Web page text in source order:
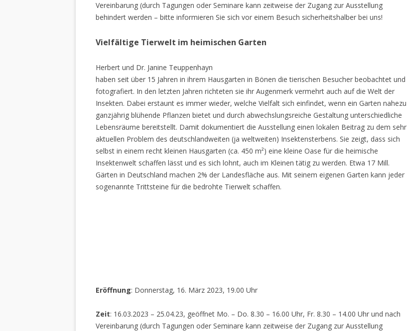
Vereinbarung (durch Tagungen oder Seminare kann zeitweise der Zugang zur Ausstellung
behindert werden – bitte informieren Sie sich vor einem Besuch sicherheitshalber bei uns!
Vielfältige Tierwelt im heimischen Garten
Herbert und Dr. Janine Teuppenhayn
haben seit über 15 Jahren in ihrem Hausgarten in Bönen die tierischen Besucher beobachtet und
fotografiert. In den letzten Jahren richteten sie ihr Augenmerk vermehrt auch auf die Welt der
Insekten. Dabei erstaunt es immer wieder, welche Vielfalt sich einfindet, wenn ein Garten nahezu
ganzjährig blühende Pflanzen bietet und durch abwechslungsreiche Gestaltung unterschiedliche
Lebensräume bereitstellt. Damit dokumentiert die Ausstellung einen lokalen Beitrag zu dem sehr
aktuellen Problem des deutschlandweiten (ja weltweiten) Insektensterbens. Sie zeigt, dass sich
selbst in einem recht kleinen Hausgarten (ca. 450 m²) eine kleine Oase für die heimische
Insektenwelt schaffen lässt und es sich lohnt, auch im Kleinen tätig zu werden. Etwa 17 Mill.
Gärten in Deutschland machen 2% der Landesfläche aus. Mit seinem eigenen Garten kann jeder
sogenannte Trittsteine für die bedrohte Tierwelt schaffen.
Eröffnung: Donnerstag, 16. März 2023, 19.00 Uhr
Zeit: 16.03.2023 – 25.04.23, geöffnet Mo. – Do. 8.30 – 16.00 Uhr, Fr. 8.30 – 14.00 Uhr und nach
Vereinbarung (durch Tagungen oder Seminare kann zeitweise der Zugang zur Ausstellung